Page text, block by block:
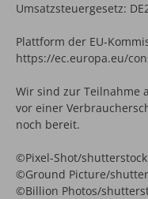
Umsatzsteuergesetz:
Plattform der EU-
https://ec.europa.eu/
Wir sind zur Teilnahme
vor einer
noch bereit.
©Pixel-Shot/
©Ground Picture/
©Billion Photos/